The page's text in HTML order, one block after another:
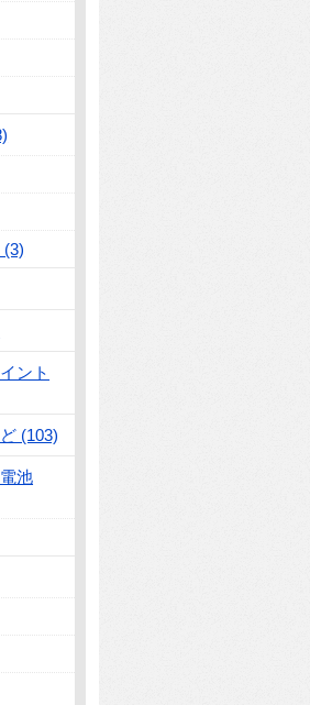
します！」
(3)
ント
(103)
池